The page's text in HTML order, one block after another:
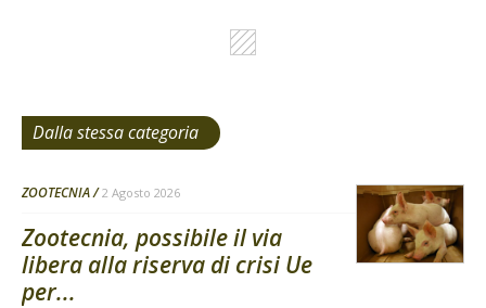
Dalla stessa categoria
ZOOTECNIA 2 Agosto 2026
Zootecnia, possibile il via
libera alla riserva di crisi Ue
per...